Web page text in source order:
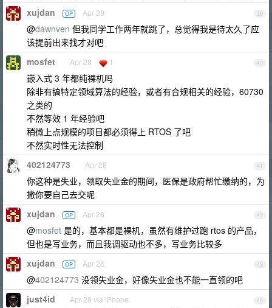
39
xujdan OP Apr 28
@dawnven 但我同学工作两年就跳了，总觉得我是待太久了应
该提前出来找才对吧
40
mosfet Apr 28 1
嵌入式 3 年都纯裸机吗
除非有搞特定领域算法的经验，或者有合规相关的经验，60730
之类的
不然等效 1 年经验吧
稍微上点规模的项目都必须得上 RTOS 了吧
不然实时性无法控制
41
402124773 Apr 28
你这种是失业，领取失业金的期间，医保是政府帮忙缴纳的，为
撒你要自己去交呢
42
xujdan OP Apr 28
@mosfet 是的，基本都是裸机，虽然有维护过跑 rtos 的产品，
但也是写业务，而且我调驱动也不多，写业务比较多
43
xujdan OP Apr 28
@402124773 没领失业金，好像失业金也不能一直领的吧
44
just4id Apr 28 via iPhone